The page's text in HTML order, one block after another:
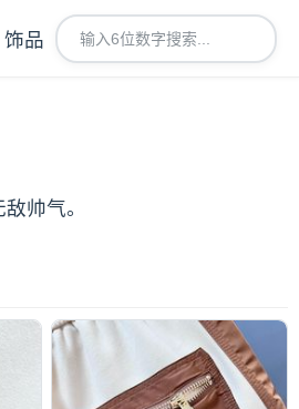
饰品
帅气。